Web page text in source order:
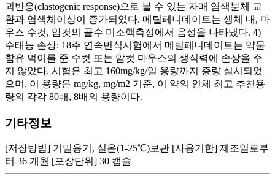
괴반응(clastogenic response)으로 볼 수 있는 자매 염색분체 교
환과 염색체이상이 증가되었다. 메틸페니데이트는 생체 내, 마
우스 수컷, 암컷의 골수 미소핵측정에서 음성을 나타냈다. 4)
수태능 손상: 18주 연속번식시험에서 메틸페니데이트는 약물
함유 먹이를 준 수컷 또는 암컷 마우스의 생식력에 손상을 주
지 않았다. 시험은 최고 160mg/kg/일 용량까지 증량 실시되었
으며, 이 용량은 mg/kg, mg/m2 기준, 이 약의 인체 최고 추천용
량의 각각 80배, 8배의 용량이다.
기타정보
[저장방법] 기밀용기, 실온(1-25℃)보관 [사용기한] 제조일로부
터 36 개월 [포장단위] 30 캡슐